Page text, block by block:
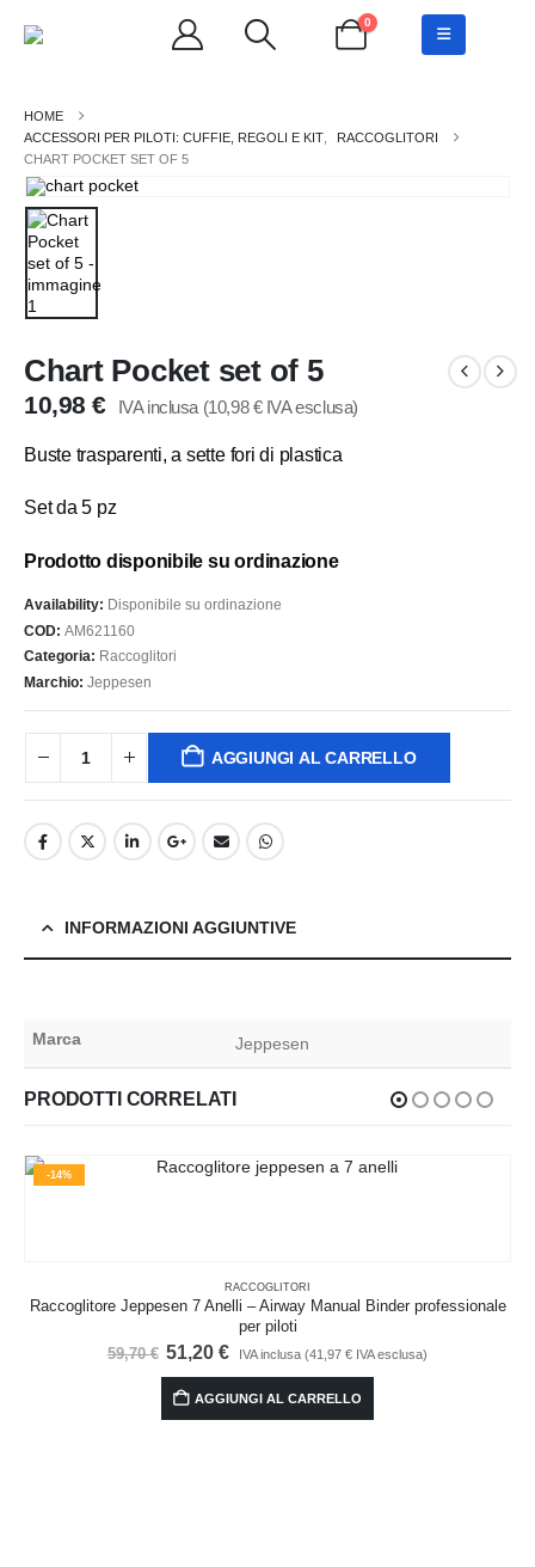
0
ACCESSORI PER PILOTI: CUFFIE, REGOLI E KIT
RACCOGLITORI
CHART POCKET SET OF 5
Chart Pocket set of 5
10,98€ IVA inclusa (10,98€IVA esclusa)
Buste trasparenti, a sette fori di plastica
Set da 5 pz
Prodotto disponibile su ordinazione
Availability: Disponibile su ordinazione
COD: AM621160
Categoria: Raccoglitori
Marchio: Jeppesen
AGGIUNGI AL CARRELLO
INFORMAZIONI AGGIUNTIVE
Marca Jeppesen
PRODOTTI CORRELATI
-14%
RACCOGLITORI
Raccoglitore Jeppesen 7 Anelli – Airway Manual Binder professionale
per piloti
59,70€ Il
originale
era:
59,70 €.
51,20€Il
è:
51,20 €.
IVA inclusa (41,97€ IVA esclusa)
AGGIUNGI AL CARRELLO